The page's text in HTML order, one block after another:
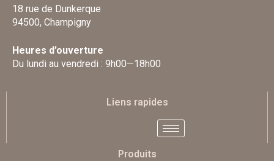
18 rue de Dunkerque
94500, Champigny
Heures d’ouverture
Du lundi au vendredi : 9h00—18h00
Liens rapides
Produits